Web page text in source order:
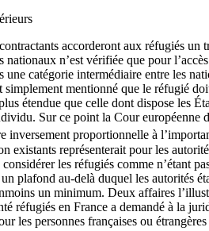
accorderont aux réfugiés
n’est vérifiée que pour
catégorie intermédiaire entre les
mentionné que le réfugié
étendue que celle dont dispose les
Sur ce point la Cour
inversement proportionnelle à
représenterait pour les
les réfugiés comme n’étant
plafond au-delà duquel les autorités
un minimum. Deux affaires
réfugiés en France a demandé à la
les personnes françaises ou